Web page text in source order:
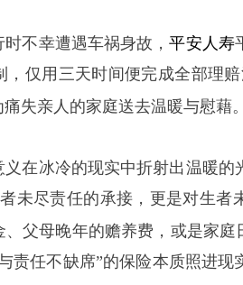
不幸遭遇车祸身故，平安人寿
，仅用三天时间便完成全部理
失亲人的家庭送去温暖与慰藉。
义在冰冷的现实中折射出温暖的
未尽责任的承接，更是对生
父母晚年的赡养费，或是家庭
责任不缺席”的保险本质照进现